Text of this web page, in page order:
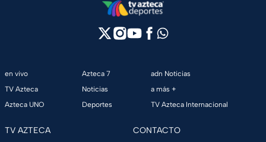
en vivo
TV Azteca
Azteca UNO
Azteca 7
Noticias
Deportes
adn Noticias
a más +
TV Azteca Internacional
TV AZTECA CONTACTO